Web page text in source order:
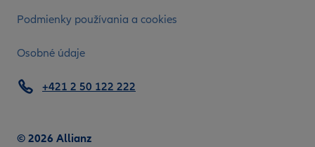
Podmienky používania a cookies
Osobné údaje
© 2026 Allianz
+421 2 50 122 222